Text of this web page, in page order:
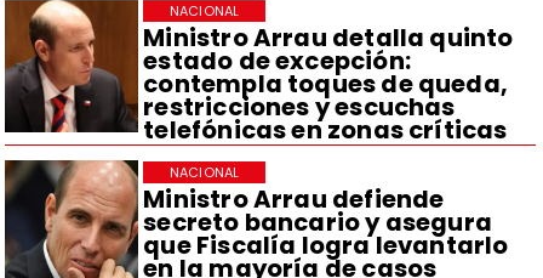
Ministro Arrau detalla quinto
estado de excepción:
contempla toques de queda,
restricciones y escuchas
telefónicas en zonas críticas
NACIONAL
Ministro Arrau defiende
secreto bancario y asegura
que Fiscalía logra levantarlo
en la mayoría de casos
NACIONAL